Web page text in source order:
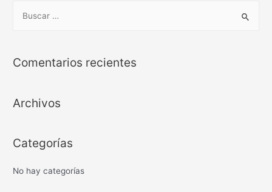
Comentarios recientes
Archivos
Categorías
No hay categorías